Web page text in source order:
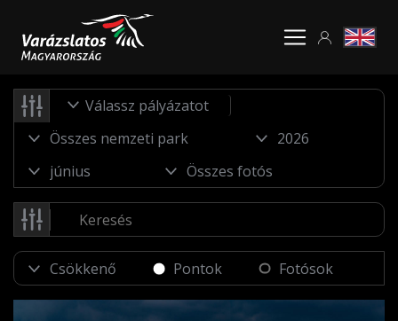
Válassz pályázatot
Pontok Fotósok